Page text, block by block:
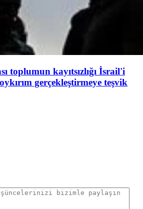
toplumun kayıtsızlığı İsrail'i
gerçekleştirmeye teşvik